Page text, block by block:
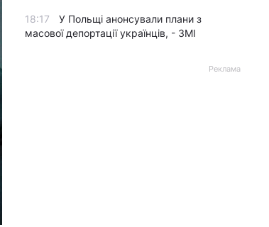
18:17
У Польщі анонсували плани з
масової депортації українців, - ЗМІ
Реклама